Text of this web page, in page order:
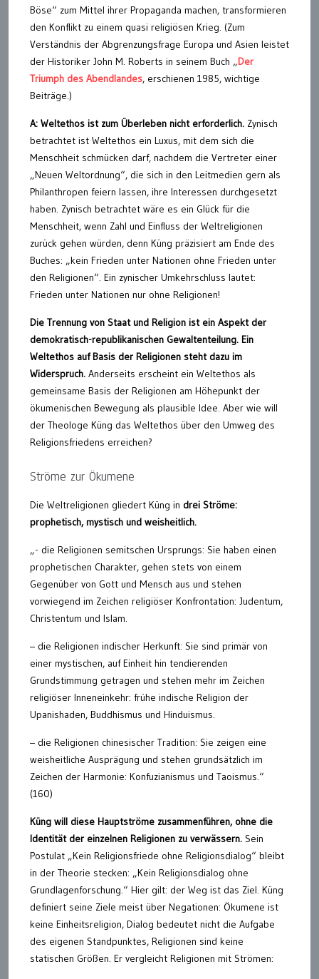
Böse“ zum Mittel ihrer Propaganda machen, transformieren
den Konflikt zu einem quasi religiösen Krieg. (Zum
Verständnis der Abgrenzungsfrage Europa und Asien leistet
der Historiker John M. Roberts in seinem Buch „Der
Triumph des Abendlandes, erschienen 1985, wichtige
Beiträge.)
A: Weltethos ist zum Überleben nicht erforderlich. Zynisch
betrachtet ist Weltethos ein Luxus, mit dem sich die
Menschheit schmücken darf, nachdem die Vertreter einer
„Neuen Weltordnung“, die sich in den Leitmedien gern als
Philanthropen feiern lassen, ihre Interessen durchgesetzt
haben. Zynisch betrachtet wäre es ein Glück für die
Menschheit, wenn Zahl und Einfluss der Weltreligionen
zurück gehen würden, denn Küng präzisiert am Ende des
Buches: „kein Frieden unter Nationen ohne Frieden unter
den Religionen“. Ein zynischer Umkehrschluss lautet:
Frieden unter Nationen nur ohne Religionen!
Die Trennung von Staat und Religion ist ein Aspekt der
demokratisch-republikanischen Gewaltenteilung. Ein
Weltethos auf Basis der Religionen steht dazu im
Widerspruch. Anderseits erscheint ein Weltethos als
gemeinsame Basis der Religionen am Höhepunkt der
ökumenischen Bewegung als plausible Idee. Aber wie will
der Theologe Küng das Weltethos über den Umweg des
Religionsfriedens erreichen?
Ströme zur Ökumene
Die Weltreligionen gliedert Küng in drei Ströme:
prophetisch, mystisch und weisheitlich.
„- die Religionen semitschen Ursprungs: Sie haben einen
prophetischen Charakter, gehen stets von einem
Gegenüber von Gott und Mensch aus und stehen
vorwiegend im Zeichen religiöser Konfrontation: Judentum,
Christentum und Islam.
– die Religionen indischer Herkunft: Sie sind primär von
einer mystischen, auf Einheit hin tendierenden
Grundstimmung getragen und stehen mehr im Zeichen
religiöser Inneneinkehr: frühe indische Religion der
Upanishaden, Buddhismus und Hinduismus.
– die Religionen chinesischer Tradition: Sie zeigen eine
weisheitliche Ausprägung und stehen grundsätzlich im
Zeichen der Harmonie: Konfuzianismus und Taoismus.“
(160)
Küng will diese Hauptströme zusammenführen, ohne die
Identität der einzelnen Religionen zu verwässern. Sein
Postulat „Kein Religionsfriede ohne Religionsdialog“ bleibt
in der Theorie stecken: „Kein Religionsdialog ohne
Grundlagenforschung.“ Hier gilt: der Weg ist das Ziel. Küng
definiert seine Ziele meist über Negationen: Ökumene ist
keine Einheitsreligion, Dialog bedeutet nicht die Aufgabe
des eigenen Standpunktes, Religionen sind keine
statischen Größen. Er vergleicht Religionen mit Strömen: